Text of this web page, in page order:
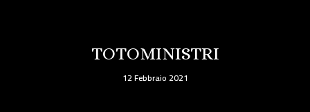
TOTOMINISTRI
12 Febbraio 2021